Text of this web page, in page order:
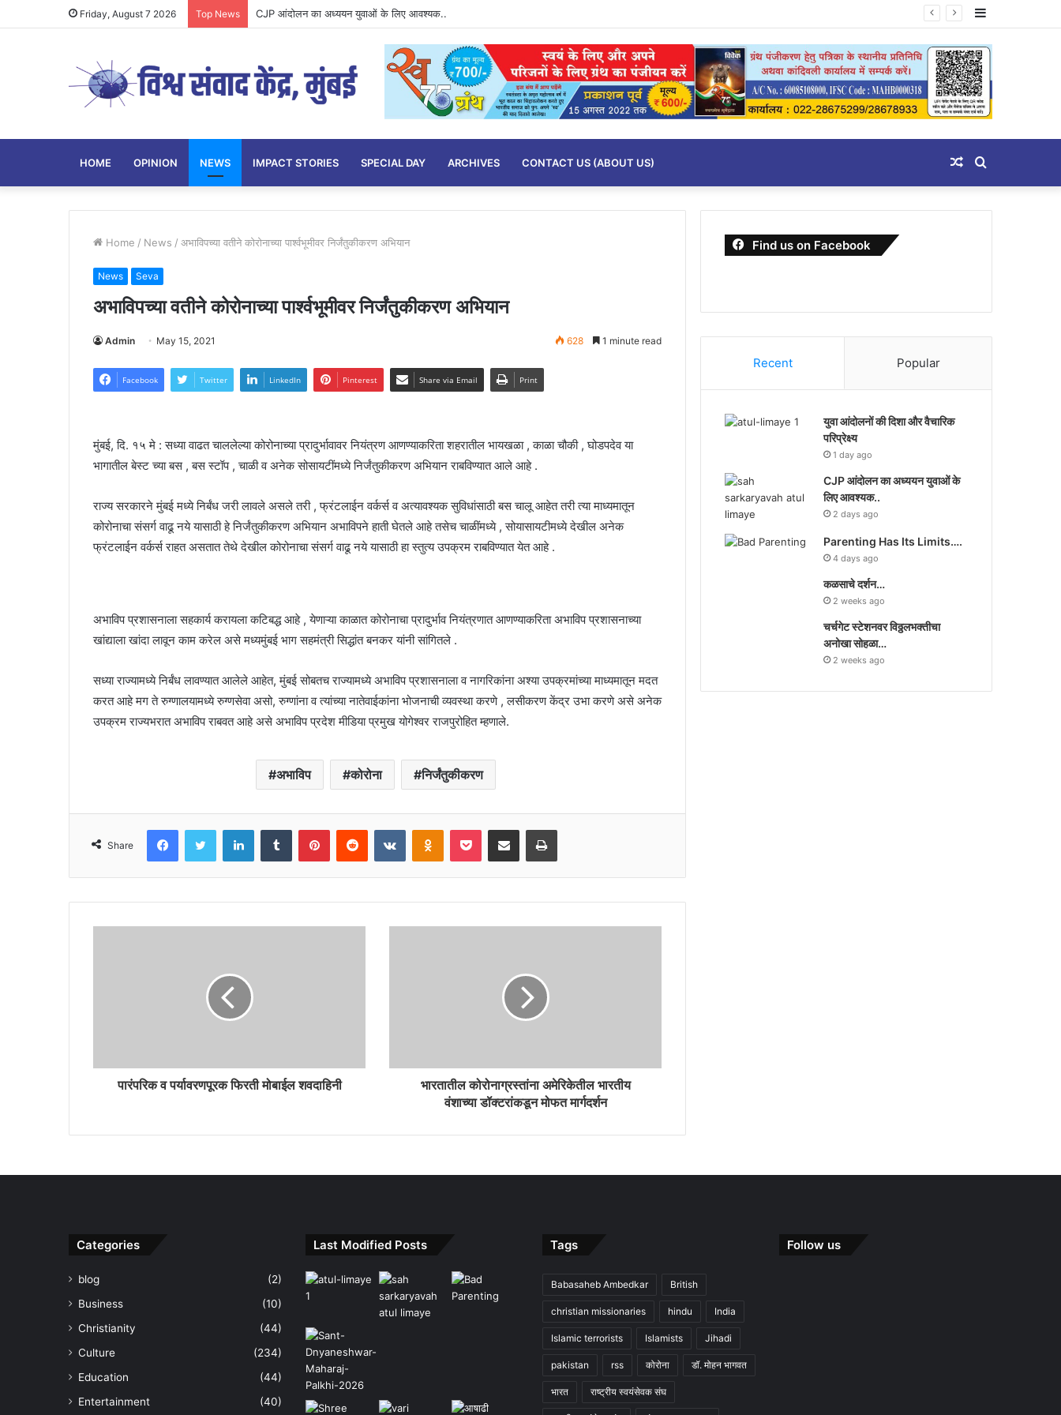
Friday, August 7 2026 Top News CJP आंदोलन का अध्ययन युवाओं के लिए आवश्यक.. Sidebar
HOME OPINION NEWS IMPACT STORIES SPECIAL DAY ARCHIVES CONTACT US (ABOUT US) Search
for
Random
Article
Home / News / अभाविपच्या वतीने कोरोनाच्या पार्श्वभूमीवर निर्जंतुकीकरण अभियान
News Seva
अभाविपच्या वतीने कोरोनाच्या पार्श्वभूमीवर निर्जंतुकीकरण अभियान
Admin May 15, 2021 628 1 minute read
Facebook Twitter LinkedIn Pinterest Share via Email Print
मुंबई, दि. १५ मे : सध्या वाढत चाललेल्या कोरोनाच्या प्रादुर्भावावर नियंत्रण आणण्याकरिता शहरातील भायखळा , काळा चौकी , घोडपदेव या
भागातील बेस्ट च्या बस , बस स्टॉप , चाळी व अनेक सोसायटींमध्ये निर्जंतुकीकरण अभियान राबविण्यात आले आहे .
राज्य सरकारने मुंबई मध्ये निर्बंध जरी लावले असले तरी , फ्रंटलाईन वर्कर्स व अत्यावश्यक सुविधांसाठी बस चालू आहेत तरी त्या माध्यमातून
कोरोनाचा संसर्ग वाढू नये यासाठी हे निर्जंतुकीकरण अभियान अभाविपने हाती घेतले आहे तसेच चाळींमध्ये , सोयासायटीमध्ये देखील अनेक
फ्रंटलाईन वर्कर्स राहत असतात तेथे देखील कोरोनाचा संसर्ग वाढू नये यासाठी हा स्तुत्य उपक्रम राबविण्यात येत आहे .
अभाविप प्रशासनाला सहकार्य करायला कटिबद्ध आहे , येणाऱ्या काळात कोरोनाचा प्रादुर्भाव नियंत्रणात आणण्याकरिता अभाविप प्रशासनाच्या
खांद्याला खांदा लावून काम करेल असे मध्यमुंबई भाग सहमंत्री सिद्धांत बनकर यांनी सांगितले .
सध्या राज्यामध्ये निर्बंध लावण्यात आलेले आहेत, मुंबई सोबतच राज्यामध्ये अभाविप प्रशासनाला व नागरिकांना अश्या उपक्रमांच्या माध्यमातून मदत
करत आहे मग ते रुग्णालयामध्ये रुग्णसेवा असो, रुग्णांना व त्यांच्या नातेवाईकांना भोजनाची व्यवस्था करणे , लसीकरण केंद्र उभा करणे असे अनेक
उपक्रम राज्यभरात अभाविप राबवत आहे असे अभाविप प्रदेश मीडिया प्रमुख योगेश्वर राजपुरोहित म्हणाले.
अभाविप कोरोना निर्जंतुकीकरण
Share
FacebookTwitter LinkedInTumblr PinterestReddit VKontakteOdnoklassniki
Pocket Share via Email Print
पारंपरिक व पर्यावरणपूरक फिरती मोबाईल शवदाहिनी
भारतातील कोरोनाग्रस्तांना अमेरिकेतील भारतीय
वंशाच्या डॉक्टरांकडून मोफत मार्गदर्शन
Find us on Facebook
Recent Popular
युवा आंदोलनों की दिशा और वैचारिक
परिप्रेक्ष्य
1 day ago
CJP आंदोलन का अध्ययन युवाओं के
लिए आवश्यक..
2 days ago
Parenting Has Its Limits….
4 days ago
कळसाचे दर्शन…
2 weeks ago
चर्चगेट स्टेशनवर विठ्ठलभक्तीचा
अनोखा सोहळा…
2 weeks ago
Categories
blog
(2)
Business
(10)
Christianity
(44)
Culture
(234)
Education
(44)
Entertainment
(40)
Last Modified Posts Tags
Babasaheb Ambedkar British
christian missionaries hindu India
Islamic terrorists Islamists Jihadi
pakistan rss कोरोना डॉ. मोहन भागवत
भारत राष्ट्रीय स्वयंसेवक संघ
Follow us